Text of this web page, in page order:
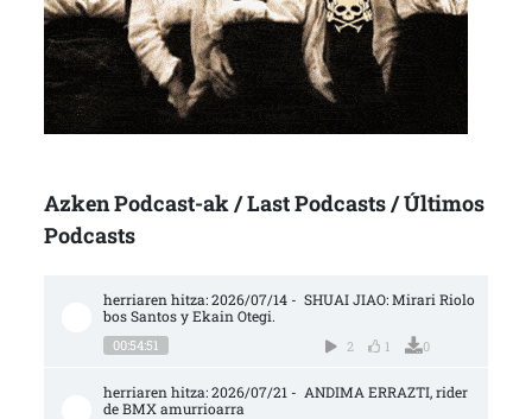
Azken Podcast-ak / Last Podcasts / Últimos
Podcasts
herriaren hitza: 2026/07/14 -  SHUAI JIAO: Mirari Riolo
bos Santos y Ekain Otegi.
00:54:51 2 1 0
herriaren hitza: 2026/07/21 -  ANDIMA ERRAZTI, rider
de BMX amurrioarra